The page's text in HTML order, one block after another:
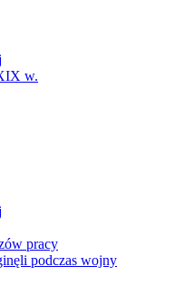
w.
pracy
podczas wojny